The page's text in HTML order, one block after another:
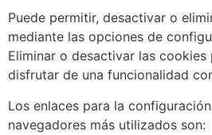
Puede permitir, desactivar o
mediante las opciones de
Eliminar o desactivar las cookies
disfrutar de una funcionalidad
Los enlaces para la
navegadores más utilizados son: